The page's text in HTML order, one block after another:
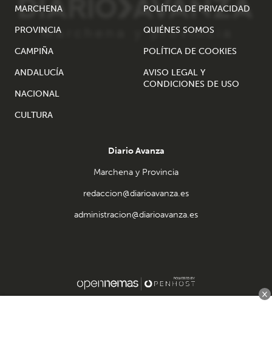
MARCHENA
PROVINCIA
CAMPIÑA
ANDALUCÍA
NACIONAL
CULTURA
POLÍTICA DE PRIVACIDAD
QUIÉNES SOMOS
POLÍTICA DE COOKIES
AVISO LEGAL Y
CONDICIONES DE USO
Diario Avanza
Marchena y Provincia
redaccion@diarioavanza.es
administracion@diarioavanza.es
×